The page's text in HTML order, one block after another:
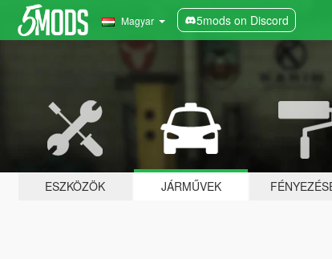
Magyar 5mods on Discord
ESZKÖZÖK JÁRMŰVEK